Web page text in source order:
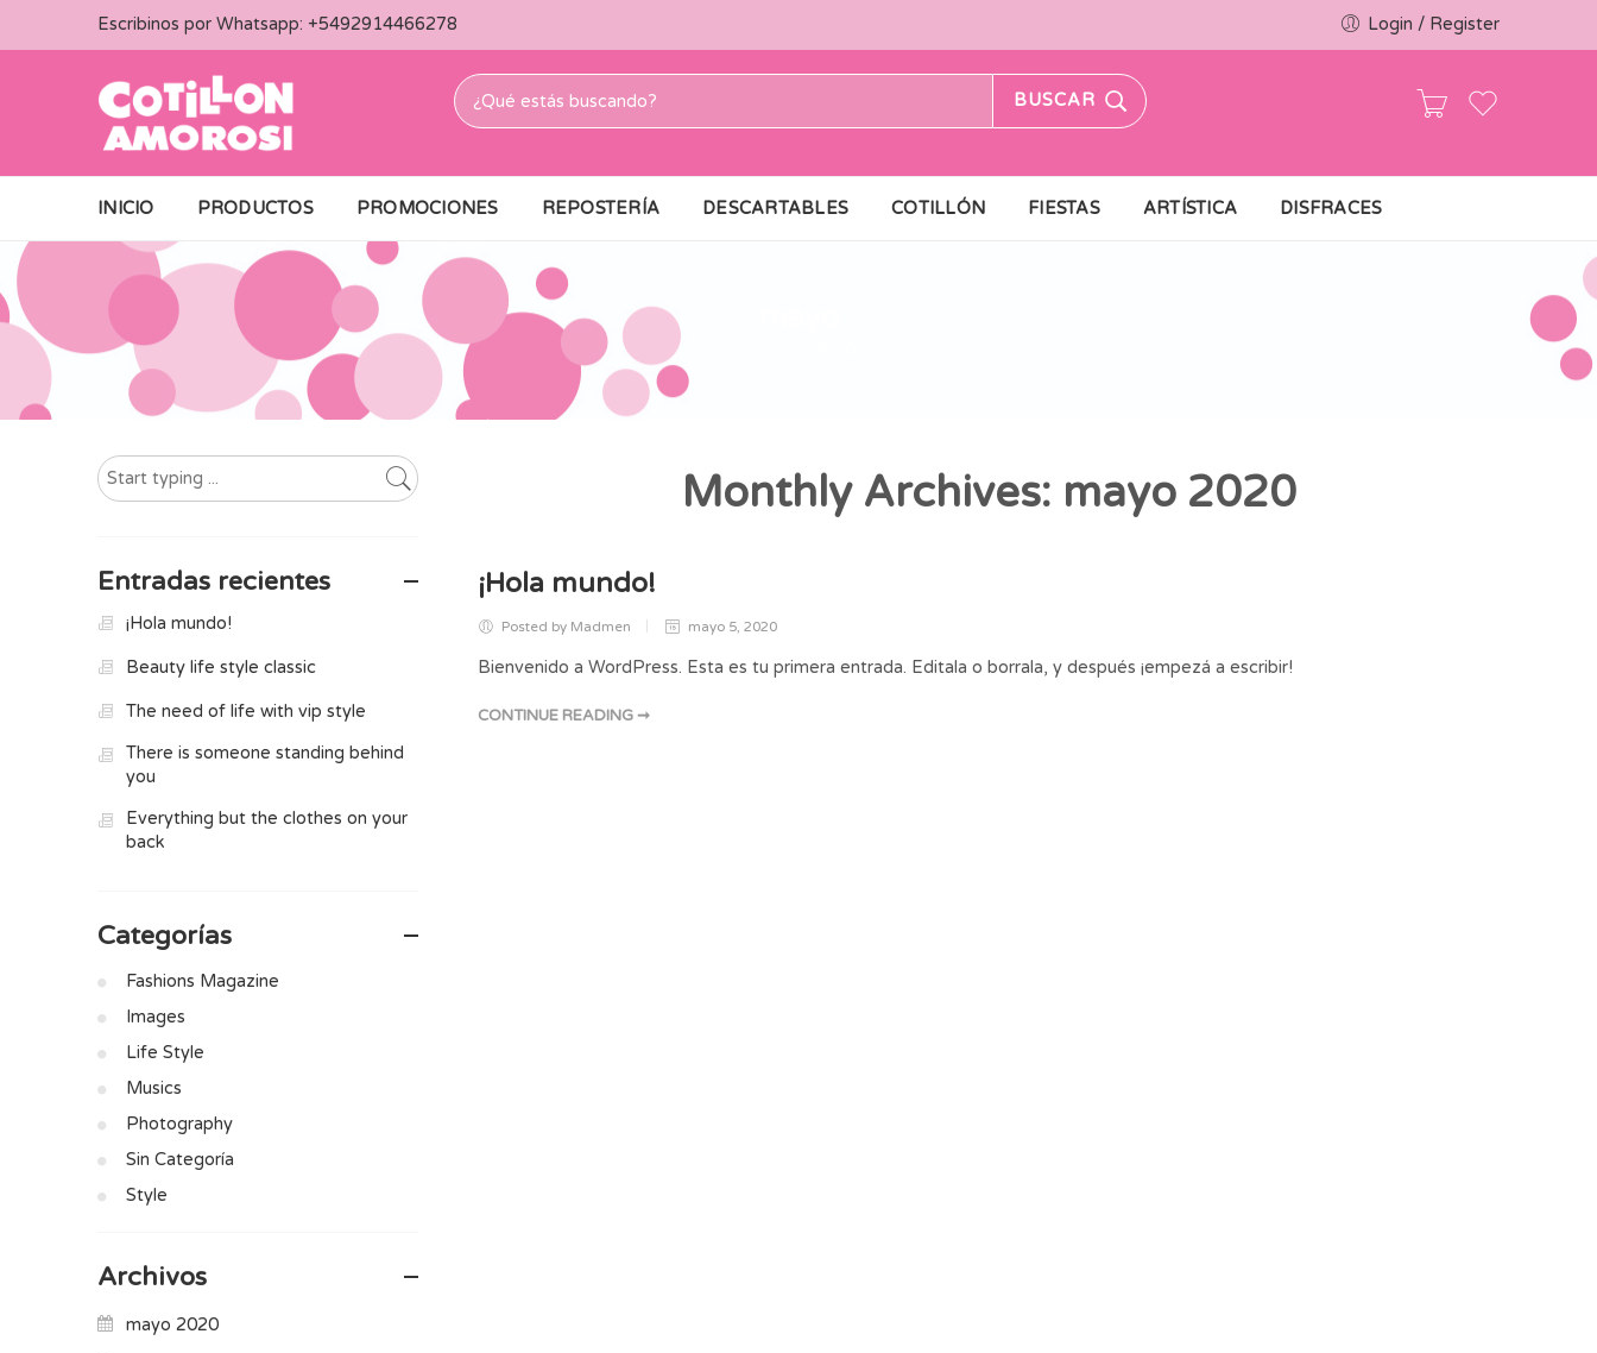
Escribinos por Whatsapp: +5492914466278 Login / Register
BUSCAR
INICIO PRODUCTOS PROMOCIONES REPOSTERÍA DESCARTABLES COTILLÓN FIESTAS ARTÍSTICA DISFRACES
Monthly Archives: mayo 2020
¡Hola mundo!
Posted by Madmen mayo 5, 2020
Bienvenido a WordPress. Esta es tu primera entrada. Editala o borrala, y después ¡empezá a escribir!
CONTINUE READING ➞
Entradas recientes
¡Hola mundo!
Beauty life style classic
The need of life with vip style
There is someone standing behind
you
Everything but the clothes on your
back
Categorías
Fashions Magazine
Images
Life Style
Musics
Photography
Sin Categoría
Style
Archivos
mayo 2020